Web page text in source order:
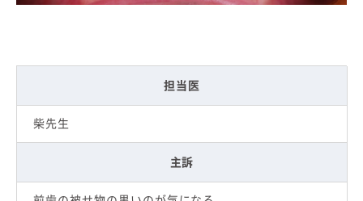
担当医
柴先生
主訴